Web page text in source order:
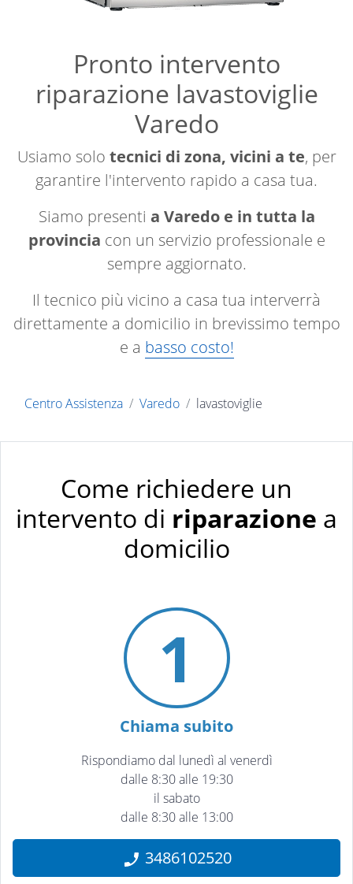
Pronto intervento
riparazione lavastoviglie
Varedo
Usiamo solo tecnici di zona, vicini a te, per
garantire l'intervento rapido a casa tua.
Siamo presenti a Varedo e in tutta la
provincia con un servizio professionale e
sempre aggiornato.
Il tecnico più vicino a casa tua interverrà
direttamente a domicilio in brevissimo tempo
e a basso costo!
Centro Assistenza Varedo lavastoviglie
Come richiedere un
intervento di riparazione a
domicilio
1
Chiama subito
Rispondiamo dal lunedì al venerdì
dalle 8:30 alle 19:30
il sabato
dalle 8:30 alle 13:00
3486102520